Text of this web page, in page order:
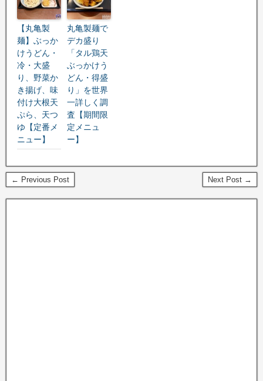
【丸亀製
麺】ぶっか
けうどん・
冷・大盛
り、野菜か
き揚げ、味
付け大根天
ぷら、天つ
ゆ【定番メ
ニュー】
丸亀製麺で
デカ盛り
「タル鶏天
ぶっかけう
どん・得盛
り」を世界
一詳しく調
査【期間限
定メニュ
ー】
← Previous Post Next Post →